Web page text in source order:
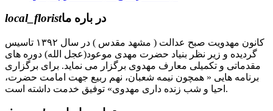
local_floristدر باره ما
کانون مهدویت صبح عدالت ( مشهد مقدس ) در سال ۱۳۹۲ تاسیس
گردیده و زیر نظر بنیاد حضرت مهدی موعود(عجل الله) دوره های
مقدماتی و تکمیلی معارف مهدوی برگزار می نماید. برای برگزاری
برنامه هایی « همچون نیمه شعبان، نهم ربیع جهت امامت حضرت،
احیا و شب زنده داری مهدوی» توفیق خدمت داشته است.